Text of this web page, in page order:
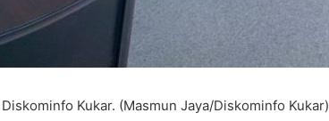
Kukar. (Masmun Jaya/Diskominfo Kukar)